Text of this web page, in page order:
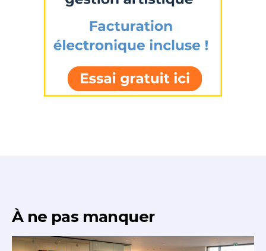
À ne pas manquer